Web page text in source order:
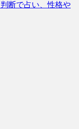
断で占い、性格や